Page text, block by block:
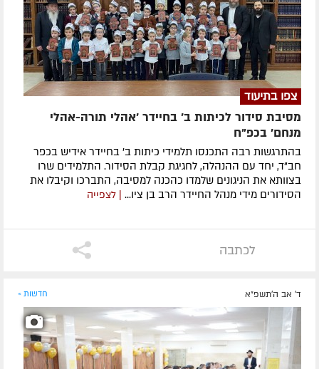
צפו בתיעוד
מסיבת סידור לכיתות ב׳ בחיידר ׳אהלי תורה-אהלי
מנחם׳ בכפ"ח
בהתרגשות רבה התכנסו תלמידי כיתות ב' בחיידר אידיש בכפר
חב"ד, יחד עם ההנהלה, לחגיגת קבלת הסידור. התלמידים שרו
בצוותא את הניגונים שלמדו כהכנה למסיבה, התברכו וקיבלו את
הסידורים מידי מנהל החיידר הרב בן ציו... | לצפייה
לכתבה
ד' אב ה׳תשפ״א חדשות »